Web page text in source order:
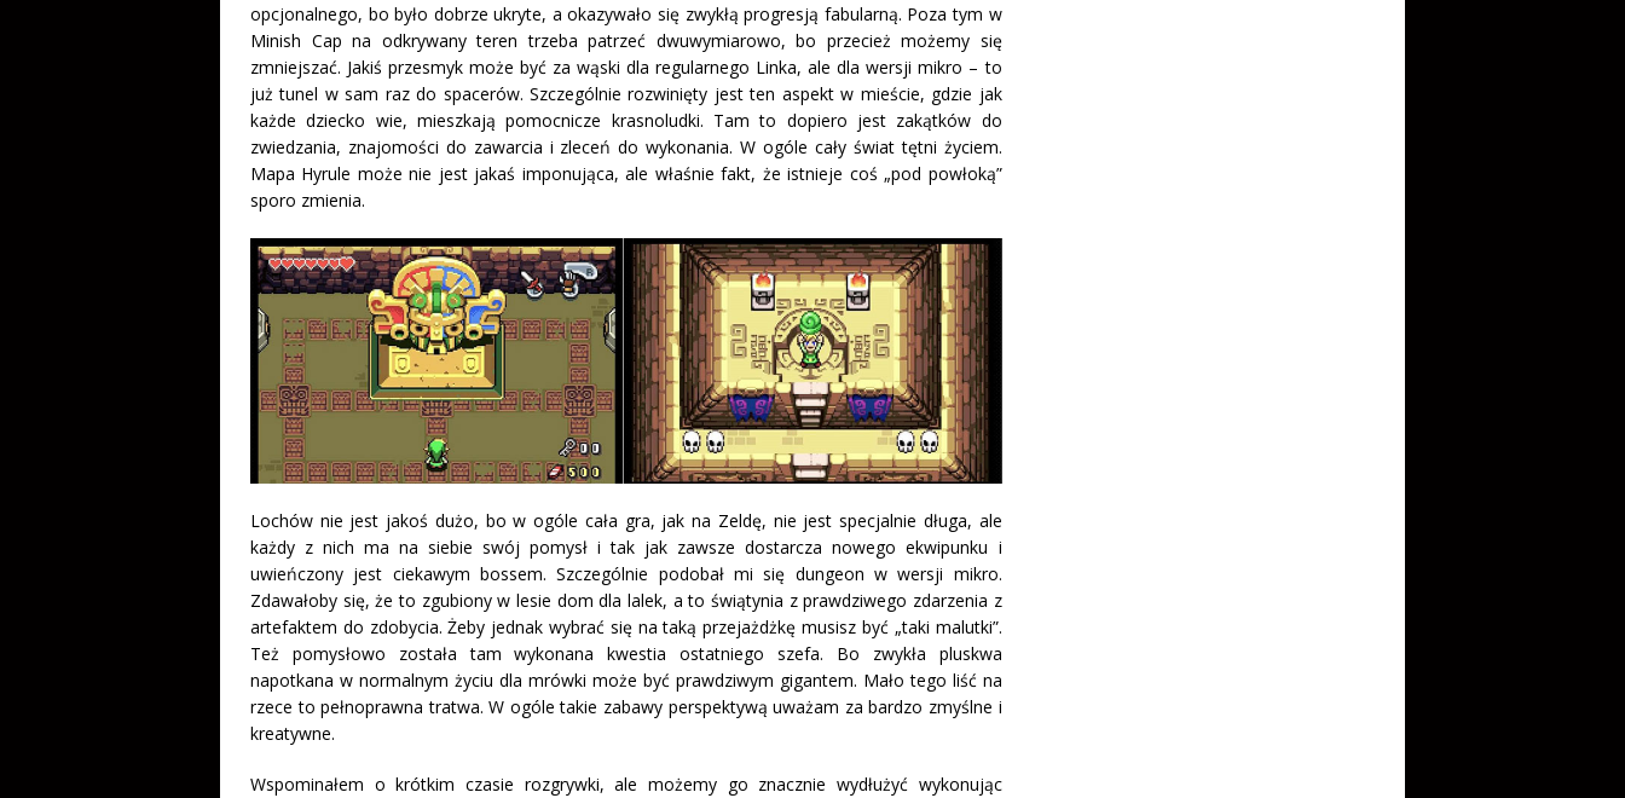
opcjonalnego, bo było dobrze ukryte, a okazywało się zwykłą progresją fabularną. Poza tym w
Minish Cap na odkrywany teren trzeba patrzeć dwuwymiarowo, bo przecież możemy się
zmniejszać. Jakiś przesmyk może być za wąski dla regularnego Linka, ale dla wersji mikro – to
już tunel w sam raz do spacerów. Szczególnie rozwinięty jest ten aspekt w mieście, gdzie jak
każde dziecko wie, mieszkają pomocnicze krasnoludki. Tam to dopiero jest zakątków do
zwiedzania, znajomości do zawarcia i zleceń do wykonania. W ogóle cały świat tętni życiem.
Mapa Hyrule może nie jest jakaś imponująca, ale właśnie fakt, że istnieje coś „pod powłoką”
sporo zmienia.
Lochów nie jest jakoś dużo, bo w ogóle cała gra, jak na Zeldę, nie jest specjalnie długa, ale
każdy z nich ma na siebie swój pomysł i tak jak zawsze dostarcza nowego ekwipunku i
uwieńczony jest ciekawym bossem. Szczególnie podobał mi się dungeon w wersji mikro.
Zdawałoby się, że to zgubiony w lesie dom dla lalek, a to świątynia z prawdziwego zdarzenia z
artefaktem do zdobycia. Żeby jednak wybrać się na taką przejażdżkę musisz być „taki malutki”.
Też pomysłowo została tam wykonana kwestia ostatniego szefa. Bo zwykła pluskwa
napotkana w normalnym życiu dla mrówki może być prawdziwym gigantem. Mało tego liść na
rzece to pełnoprawna tratwa. W ogóle takie zabawy perspektywą uważam za bardzo zmyślne i
kreatywne.
Wspominałem o krótkim czasie rozgrywki, ale możemy go znacznie wydłużyć wykonując